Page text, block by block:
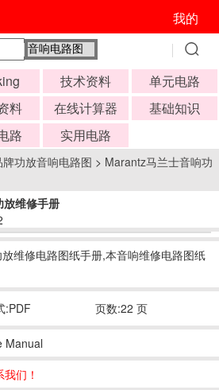
我的
技术资料
单元电路
料 在线计算器
基础知识
路 实用电路
牌功放音响电路图 > Marantz马兰士音响功
维修手册
维修电路图纸手册,本音响维修电路图纸
:PDF 页数:22 页
Manual
们！